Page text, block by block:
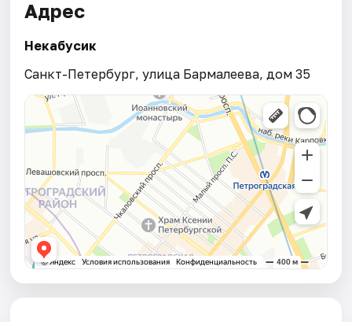
Адрес
Некабусик
Санкт-Петербург, улица Бармалеева, дом 35